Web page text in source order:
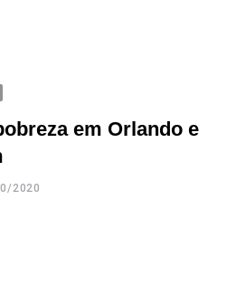
em Orlando e
2020